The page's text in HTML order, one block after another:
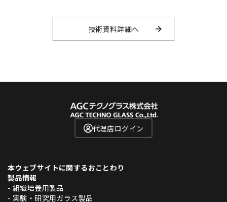
技術資料詳細へ
代理店ログイン
本ウェブサイトに関するおことわり
製品情報
- 組織培養用製品
- 実験・研究用ガラス製品